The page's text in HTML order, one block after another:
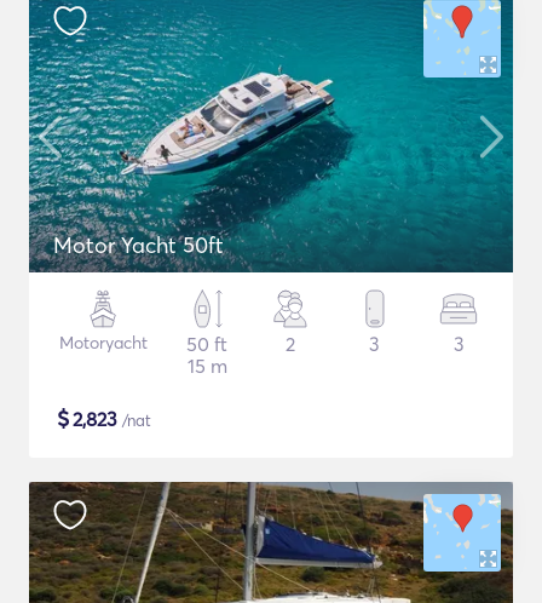
Motor Yacht 50ft
Motoryacht
50 ft
15 m
2 3 3
$2,823 /nat